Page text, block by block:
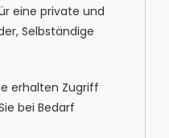
eine private und
Selbständige
erhalten Zugriff
bei Bedarf